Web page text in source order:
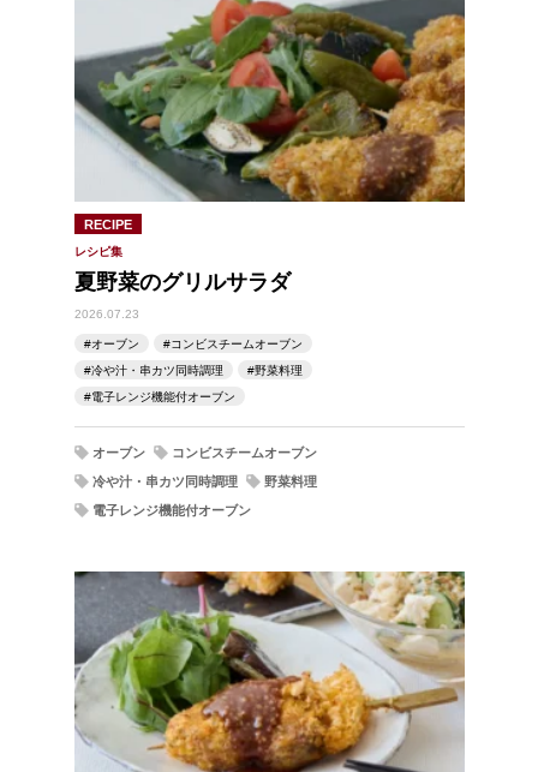
RECIPE
レシピ集
夏野菜のグリルサラダ
2026.07.23
オーブン
コンビスチームオーブン
冷や汁・串カツ同時調理
野菜料理
電子レンジ機能付オーブン
オーブン
コンビスチームオーブン
冷や汁・串カツ同時調理
野菜料理
電子レンジ機能付オーブン